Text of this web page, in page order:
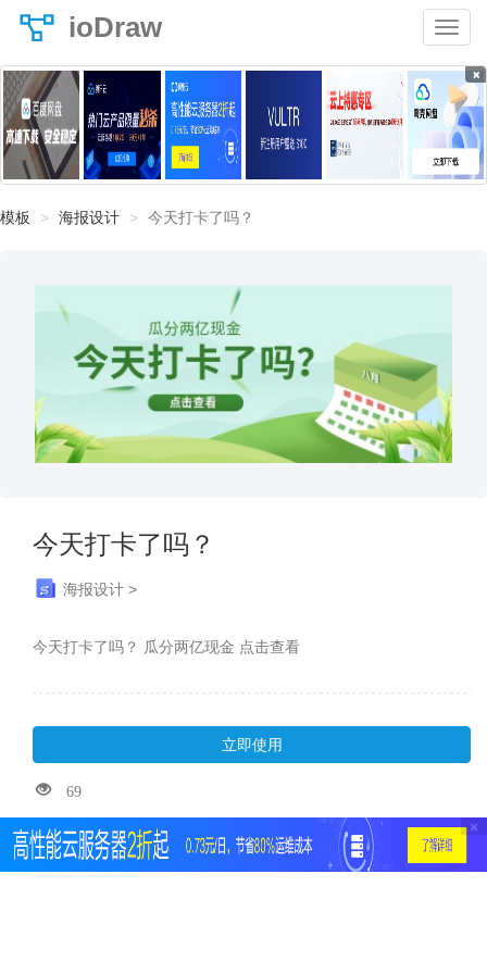
ioDraw
×
模板 海报设计 今天打卡了吗？
今天打卡了吗？
海报设计 >
今天打卡了吗？ 瓜分两亿现金 点击查看
立即使用
69
×